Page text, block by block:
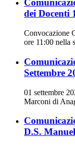
dei Docenti
Convocazione
ore 11:00 nella
Settembre
01 settembre
Marconi di
D.S.